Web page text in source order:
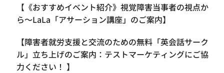
【《おすすめイベント紹介》視覚障害当事者の視点か
ら〜LaLa「アサーション講座」のご案内】
【​障害者就労支援と交流のための無料「英会話サーク
ル」立ち上げのご案内：テストマーケティングにご協
力ください！ 】